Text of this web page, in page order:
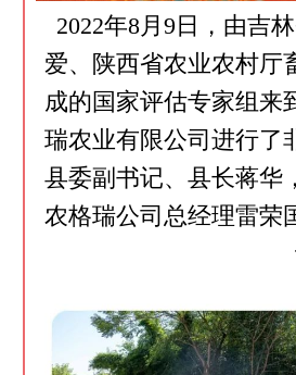
2022年8月9日，由吉
爱、陕西省农业农村厅
成的国家评估专家组来
瑞农业有限公司进行了
县委副书记、县长蒋华
农格瑞公司总经理雷荣